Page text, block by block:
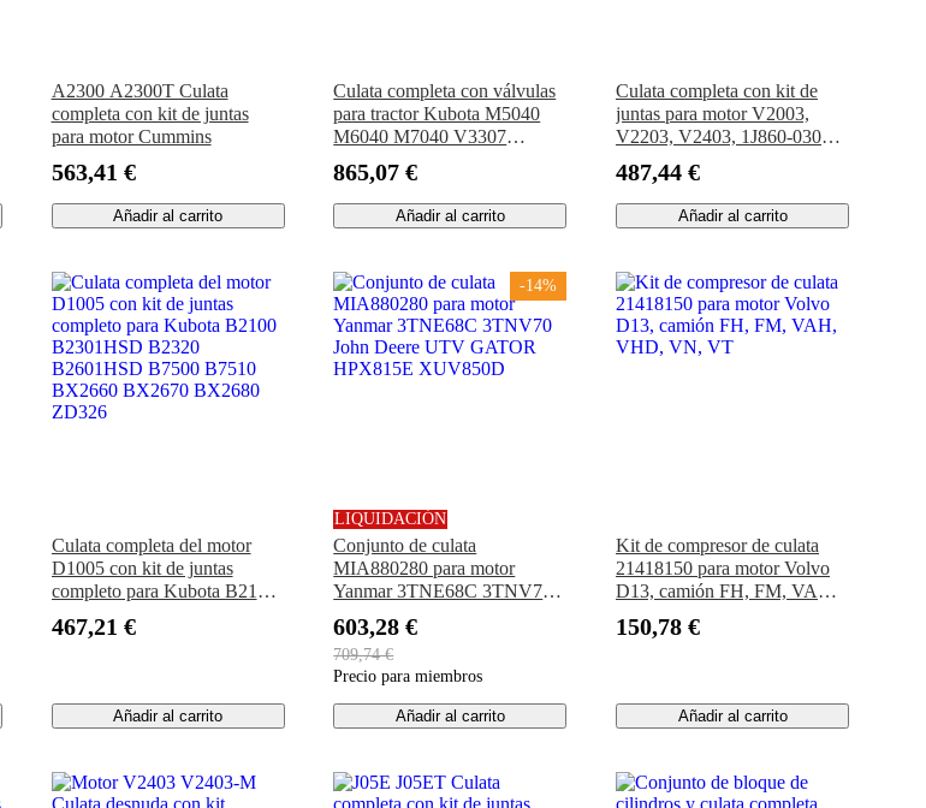
A2300 A2300T Culata
completa con kit de juntas
para motor Cummins
563,41 €
Añadir al carrito
Culata completa con válvulas
para tractor Kubota M5040
M6040 M7040 V3307
BC-1 V3307-CR-T-E4B
865,07 €
Añadir al carrito
Culata completa con kit de
juntas para motor V2003,
V2203, V2403, 1J860-03040,
L4240, L4310, L4600,
L5240, MX4700, MX5100,
M5140 y M4800
487,44 €
Añadir al carrito
Culata completa del motor
D1005 con kit de juntas
completo para Kubota B2100
B2601HSD B7500 B7510
467,21 €
Añadir al carrito
-14%
LIQUIDACIÓN
Conjunto de culata
MIA880280 para motor
Yanmar 3TNE68C 3TNV70
HPX815E XUV850D
603,28 €
709,74 €
Precio para miembros
Añadir al carrito
Kit de compresor de culata
21418150 para motor Volvo
D13, camión FH, FM, VAH,
150,78 €
Añadir al carrito